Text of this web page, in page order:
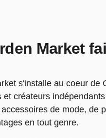
Market
s'installe au coeur de
et créateurs
de mode, de
en tout genre.